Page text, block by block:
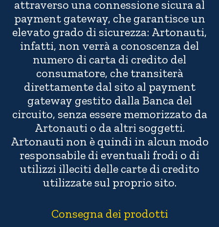
attraverso una connessione sicura al
payment gateway, che garantisce un
elevato grado di sicurezza: Artonauti,
infatti, non verrà a conoscenza del
numero di carta di credito del
consumatore, che transiterà
direttamente dal sito al payment
gateway gestito dalla Banca del
circuito, senza essere memorizzato da
Artonauti o da altri soggetti.
Artonauti non è quindi in alcun modo
responsabile di eventuali frodi o di
utilizzi illeciti delle carte di credito
utilizzate sul proprio sito.
Consegna dei prodotti